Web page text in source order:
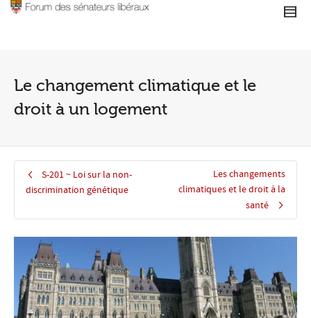
Le changement climatique et le
droit à un logement
S-201 ~ Loi sur la non-
discrimination génétique
Les changements
climatiques et le droit à la
santé